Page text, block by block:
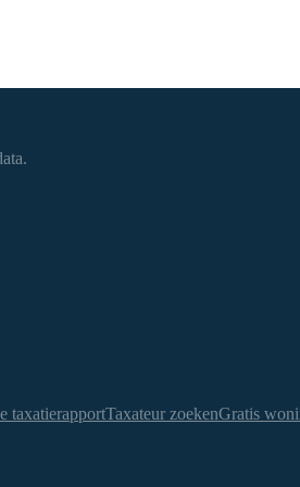
taxatierapportTaxateur zoekenGratis